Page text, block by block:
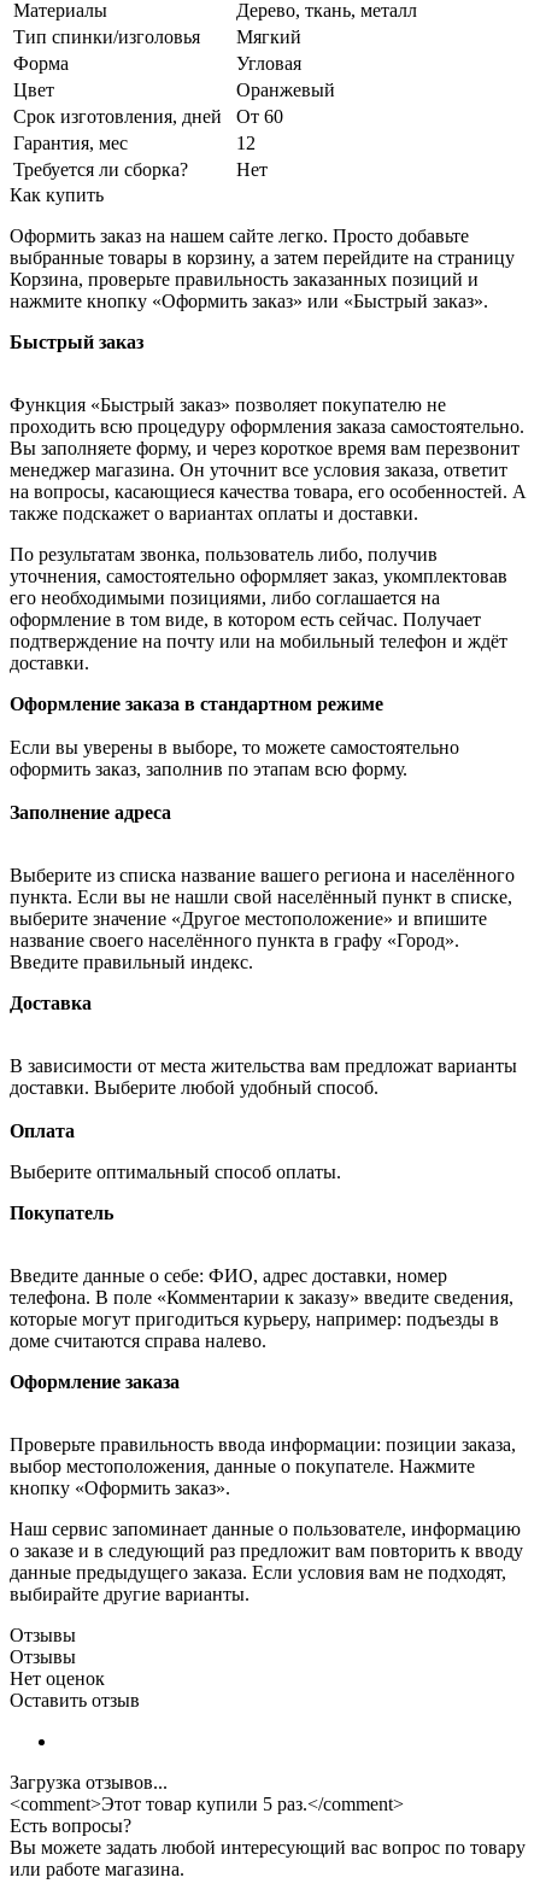
Материалы
Дерево, ткань, металл
Тип спинки/изголовья
Мягкий
Форма
Угловая
Цвет
Оранжевый
Срок изготовления, дней
От 60
Гарантия, мес
12
Требуется ли сборка?
Нет
Как купить
Оформить заказ на нашем сайте легко. Просто добавьте
выбранные товары в корзину, а затем перейдите на страницу
Корзина, проверьте правильность заказанных позиций и
нажмите кнопку «Оформить заказ» или «Быстрый заказ».
Быстрый заказ
Функция «Быстрый заказ» позволяет покупателю не
проходить всю процедуру оформления заказа самостоятельно.
Вы заполняете форму, и через короткое время вам перезвонит
менеджер магазина. Он уточнит все условия заказа, ответит
на вопросы, касающиеся качества товара, его особенностей. А
также подскажет о вариантах оплаты и доставки.
По результатам звонка, пользователь либо, получив
уточнения, самостоятельно оформляет заказ, укомплектовав
его необходимыми позициями, либо соглашается на
оформление в том виде, в котором есть сейчас. Получает
подтверждение на почту или на мобильный телефон и ждёт
доставки.
Оформление заказа в стандартном режиме
Если вы уверены в выборе, то можете самостоятельно
оформить заказ, заполнив по этапам всю форму.
Заполнение адреса
Выберите из списка название вашего региона и населённого
пункта. Если вы не нашли свой населённый пункт в списке,
выберите значение «Другое местоположение» и впишите
название своего населённого пункта в графу «Город».
Введите правильный индекс.
Доставка
В зависимости от места жительства вам предложат варианты
доставки. Выберите любой удобный способ.
Оплата
Выберите оптимальный способ оплаты.
Покупатель
Введите данные о себе: ФИО, адрес доставки, номер
телефона. В поле «Комментарии к заказу» введите сведения,
которые могут пригодиться курьеру, например: подъезды в
доме считаются справа налево.
Оформление заказа
Проверьте правильность ввода информации: позиции заказа,
выбор местоположения, данные о покупателе. Нажмите
кнопку «Оформить заказ».
Наш сервис запоминает данные о пользователе, информацию
о заказе и в следующий раз предложит вам повторить к вводу
данные предыдущего заказа. Если условия вам не подходят,
выбирайте другие варианты.
Отзывы
Отзывы
Нет оценок
Оставить отзыв
Загрузка отзывов...
<comment>Этот товар купили 5 раз.</comment>
Есть вопросы?
Вы можете задать любой интересующий вас вопрос по товару
или работе магазина.